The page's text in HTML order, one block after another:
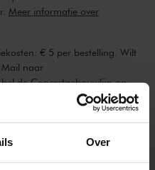
Over
Meer informatie over
€ 5 per bestelling. Wilt
Mail naar
de Concertgebouwlijn op